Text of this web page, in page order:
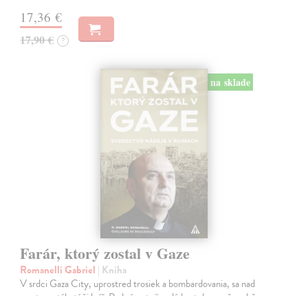
17,36 €
17,90 € ?
na sklade
Farár, ktorý zostal v Gaze
Romanelli Gabriel | Kniha
V srdci Gaza City, uprostred trosiek a bombardovania, sa nad